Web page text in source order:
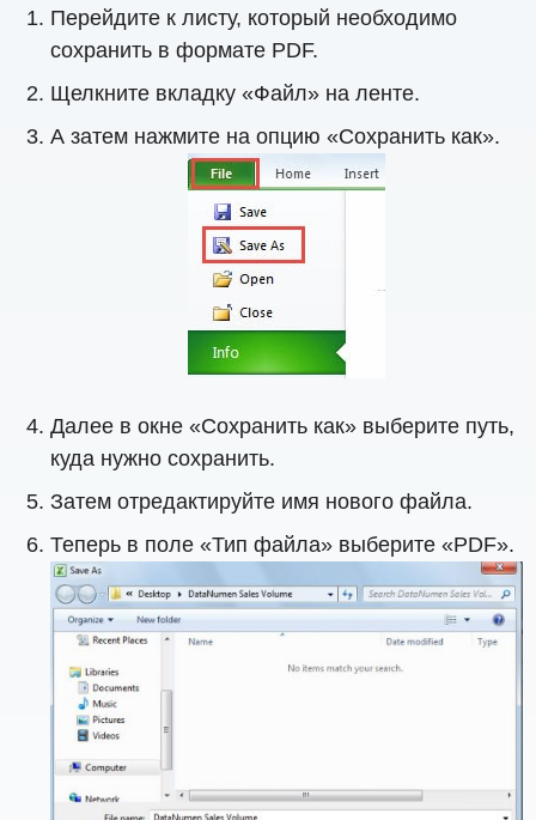
Перейдите к листу, который необходимо
сохранить в формате PDF.
Щелкните вкладку «Файл» на ленте.
А затем нажмите на опцию «Сохранить как».
Далее в окне «Сохранить как» выберите путь,
куда нужно сохранить.
Затем отредактируйте имя нового файла.
Теперь в поле «Тип файла» выберите «PDF».